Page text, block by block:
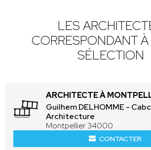
LES
CORRESPONDANT À
SÉLECTION
ARCHITECTE À
Guilhem DELHOMME -
Architecture
Montpellier 34000
CONTACTER